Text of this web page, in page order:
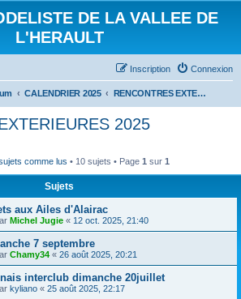
DE LA VALLEE DE
L'HERAULT
Connexion
Inscription
CALENDRIER 2025 RENCONTRES EXTERIEURES 2025
2025
comme lus • 10 sujets • Page 1 sur 1
Sujets
aux Ailes d'Alairac
Michel Jugie « 12 oct. 2025, 21:40
7 septembre
Chamy34 « 26 août 2025, 20:21
interclub dimanche 20juillet
kyliano « 25 août 2025, 22:17